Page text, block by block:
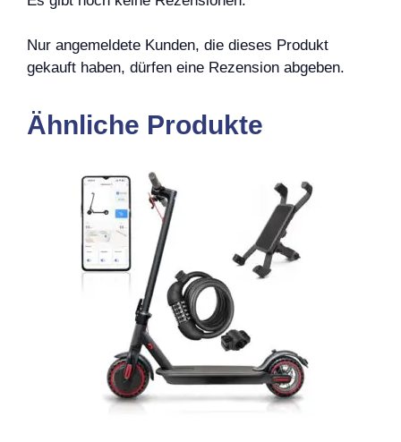
Nur angemeldete Kunden, die dieses Produkt
gekauft haben, dürfen eine Rezension abgeben.
Ähnliche Produkte